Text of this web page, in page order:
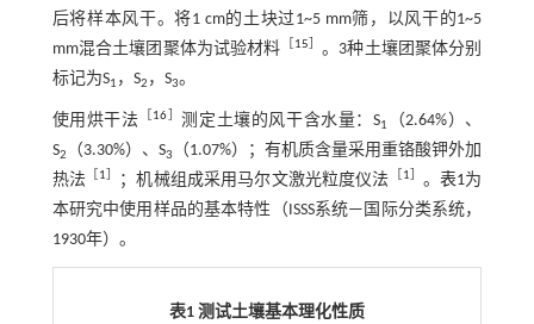
后将样本风干。将1 cm的土块过1~5 mm筛，以风干的1~5
mm混合土壤团聚体为试验材料
15
。3种土壤团聚体分别
标记为S1 ，S2 ，S3。
使用烘干法 16 ］测定土壤的风干含水量：S1
（2.64%）、
S2 （3.30%）、S3
（1.07%）；有机质含量采用重铬酸钾外加
热法［ 1 ；机械组成采用马尔文激光粒度仪法 1 。表1为
本研究中使用样品的基本特性（ISSS系统—国际分类系统，
1930年）。
表1 测试土壤基本理化性质